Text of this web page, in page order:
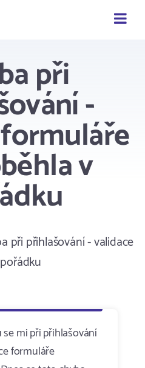
při
-
v
při přihlašování - validace
mi při přihlašování
formuláře